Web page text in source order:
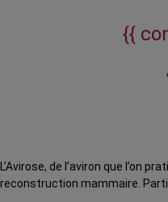
{{
L’Avirose, de l’aviron que l’on
reconstruction mammaire.